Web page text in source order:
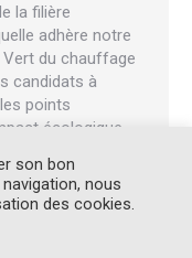
la filière
adhère notre
du chauffage
candidats à
points
écologique
son bon
nous
des cookies.